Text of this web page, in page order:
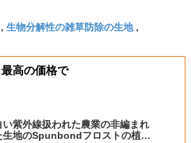
生物分解性の雑草防除の生地,
最高の価格で
い紫外線扱われた農業の非編まれ
生地のSpunbondフロストの植物